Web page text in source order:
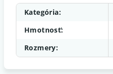
Kategória:
Hmotnosť:
Rozmery: